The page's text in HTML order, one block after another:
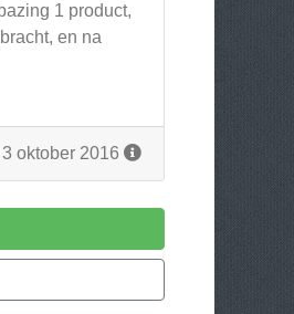
1 product,
en na
oktober 2016